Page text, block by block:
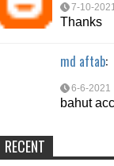
7-10-
Thanks
md aftab:
6-6-2021
bahut
RECENT